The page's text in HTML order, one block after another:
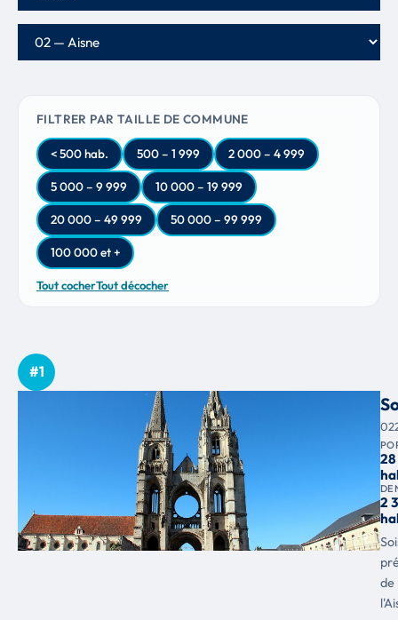
Département
FILTRER PAR TAILLE DE COMMUNE
< 500 hab. 500 – 1 999 2 000 – 4 999
5 000 – 9 999 10 000 – 19 999
20 000 – 49 999 50 000 – 99 999
100 000 et +
Tout cocherTout décocher
#1
2
de